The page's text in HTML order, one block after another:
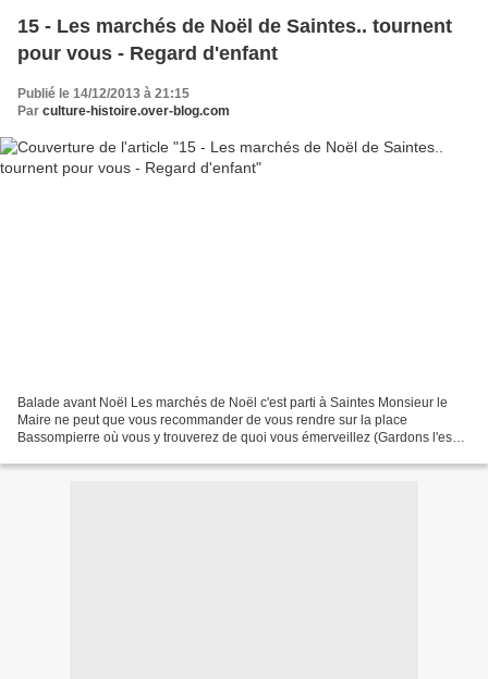
15 - Les marchés de Noël de Saintes.. tournent
pour vous - Regard d'enfant
Publié le 14/12/2013 à 21:15
Par culture-histoire.over-blog.com
Balade avant Noël Les marchés de Noël c'est parti à Saintes Monsieur le
Maire ne peut que vous recommander de vous rendre sur la place
Bassompierre où vous y trouverez de quoi vous émerveillez (Gardons l'esprit